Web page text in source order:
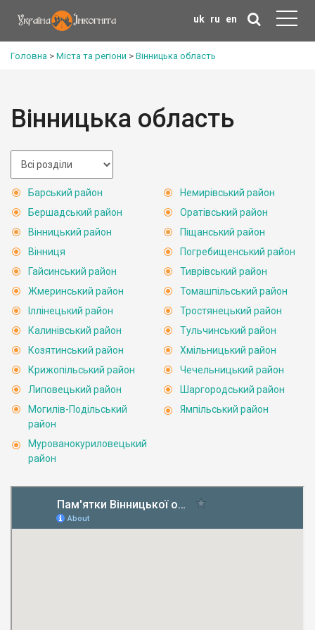
uk ru en
Головна > Міста та регіони > Вінницька область
Вінницька область
Барський район
Бершадський район
Вінницький район
Вінниця
Гайсинський район
Жмеринський район
Іллінецький район
Калинівський район
Козятинський район
Крижопільський район
Липовецький район
Могилів-Подільський
район
Мурованокуриловецький
район
Немирівський район
Оратівський район
Піщанський район
Погребищенський район
Тиврівський район
Томашпільський район
Тростянецький район
Тульчинський район
Хмільницький район
Чечельницький район
Шаргородський район
Ямпільський район